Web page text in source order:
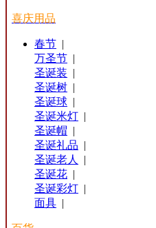
喜庆用品
春节 |
万圣节 |
圣诞装 |
圣诞树 |
圣诞球 |
圣诞米灯 |
圣诞帽 |
圣诞礼品 |
圣诞老人
|
圣诞花 |
圣诞彩灯 |
面具 |